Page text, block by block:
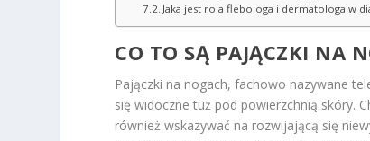
Jaka jest rola flebologa i dermatologa w
CO TO SĄ PAJĄCZKI NA
Pajączki na nogach, fachowo nazywane
się widoczne tuż pod powierzchnią skóry.
również wskazywać na rozwijającą się